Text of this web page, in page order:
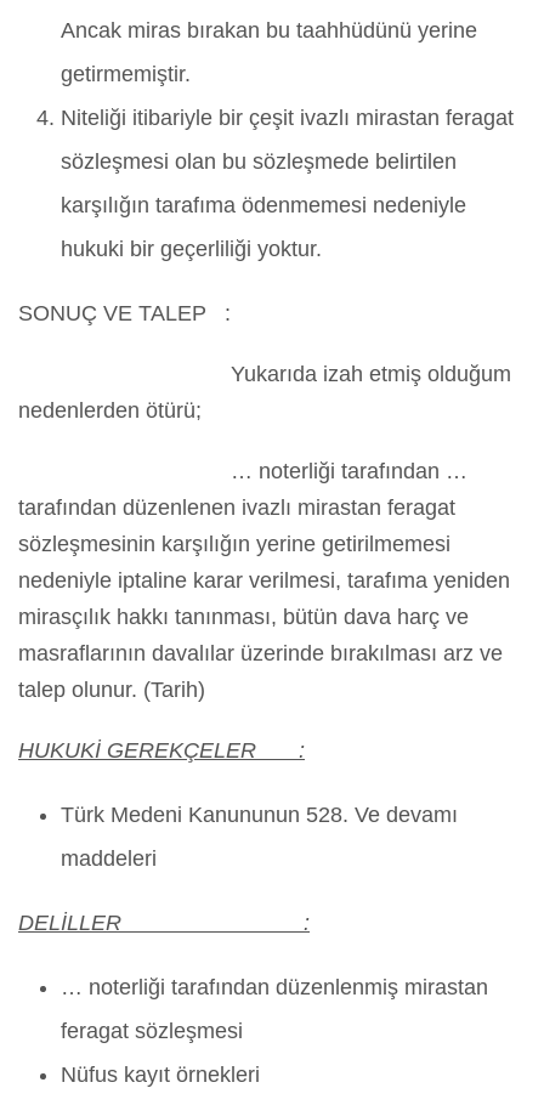
Ancak miras bırakan bu taahhüdünü yerine
getirmemiştir.
Niteliği itibariyle bir çeşit ivazlı mirastan feragat
sözleşmesi olan bu sözleşmede belirtilen
karşılığın tarafıma ödenmemesi nedeniyle
hukuki bir geçerliliği yoktur.
SONUÇ VE TALEP :
Yukarıda izah etmiş olduğum
nedenlerden ötürü;
… noterliği tarafından …
tarafından düzenlenen ivazlı mirastan feragat
sözleşmesinin karşılığın yerine getirilmemesi
nedeniyle iptaline karar verilmesi, tarafıma yeniden
mirasçılık hakkı tanınması, bütün dava harç ve
masraflarının davalılar üzerinde bırakılması arz ve
talep olunur. (Tarih)
HUKUKİ GEREKÇELER :
Türk Medeni Kanununun 528. Ve devamı
maddeleri
DELİLLER :
… noterliği tarafından düzenlenmiş mirastan
feragat sözleşmesi
Nüfus kayıt örnekleri